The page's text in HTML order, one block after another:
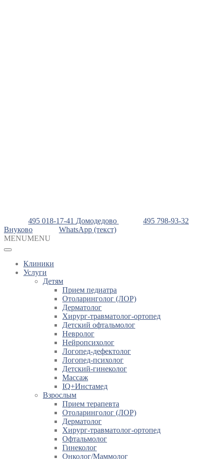
495 018-17-41 Домодедово
495 798-93-32
Внуково
WhatsApp (текст)
MENUMENU
Клиники
Услуги
Детям
Прием педиатра
Отоларинголог (ЛОР)
Дерматолог
Хирург-травматолог-ортопед
Детский офтальмолог
Невролог
Нейропсихолог
Логопед-дефектолог
Логопед-психолог
Детский-гинеколог
Массаж
IQ+Инстамед
Взрослым
Прием терапевта
Отоларинголог (ЛОР)
Дерматолог
Хирург-травматолог-ортопед
Офтальмолог
Гинеколог
Онколог/Маммолог